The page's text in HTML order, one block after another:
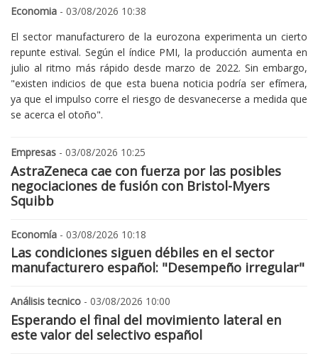
Economia - 03/08/2026 10:38
El sector manufacturero de la eurozona experimenta un cierto
repunte estival. Según el índice PMI, la producción aumenta en
julio al ritmo más rápido desde marzo de 2022. Sin embargo,
"existen indicios de que esta buena noticia podría ser efímera,
ya que el impulso corre el riesgo de desvanecerse a medida que
se acerca el otoño".
Empresas - 03/08/2026 10:25
AstraZeneca cae con fuerza por las posibles
negociaciones de fusión con Bristol-Myers
Squibb
Economía - 03/08/2026 10:18
Las condiciones siguen débiles en el sector
manufacturero español: "Desempeño irregular"
Análisis tecnico - 03/08/2026 10:00
Esperando el final del movimiento lateral en
este valor del selectivo español